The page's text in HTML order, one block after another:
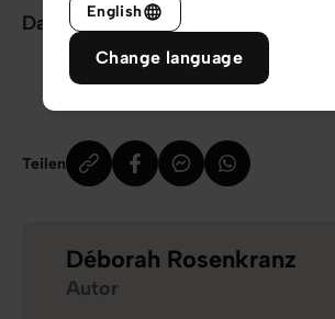
Danke für dich!
Teilen
Déborah Rosenkranz
Autor
English
Change language